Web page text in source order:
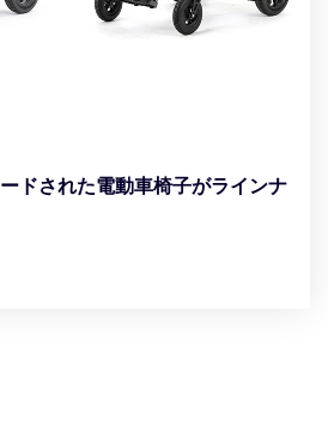
ドされた電動車椅子がラインナ